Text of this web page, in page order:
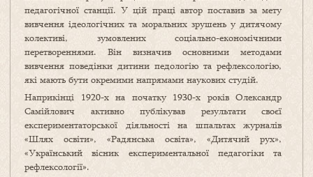
педагогічної станції. У цій праці автор поставив за мету
вивчення ідеологічних та моральних зрушень у дитячому
колективі, зумовлених соціально-економічними
перетвореннями. Він визначив основними методами
вивчення поведінки дитини педологію та рефлексологію,
які мають бути окремими напрямами наукових студій.
Наприкінці 1920-х на початку 1930-х років Олександр
Самійлович активно публікував результати своєї
експериментаторської діяльності на шпальтах журналів
«Шлях освіти», «Радянська освіта», «Дитячий рух»,
«Український вісник експериментальної педагогіки та
рефлексології».